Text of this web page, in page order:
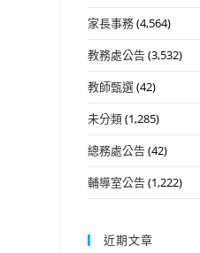
家長事務(4,564)
教務處公告(3,532)
教師甄選(42)
未分類(1,285)
總務處公告(42)
輔導室公告(1,222)
近期文章